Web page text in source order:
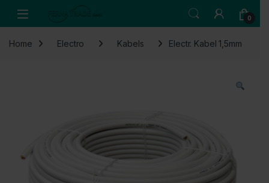
Open 0
Home Electro Kabels Electr. Kabel 1,5mm